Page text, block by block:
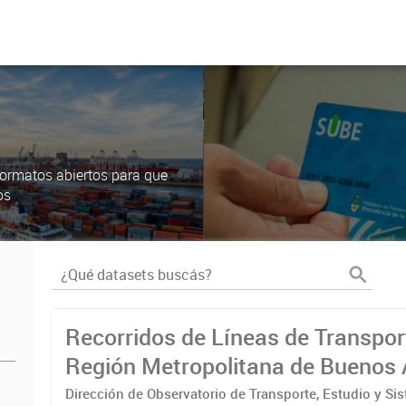
abiertos para que
Recorridos de Líneas de
Región Metropolitana de Buenos
(RMBA)
Dirección de Observatorio de Transporte, Estudio y